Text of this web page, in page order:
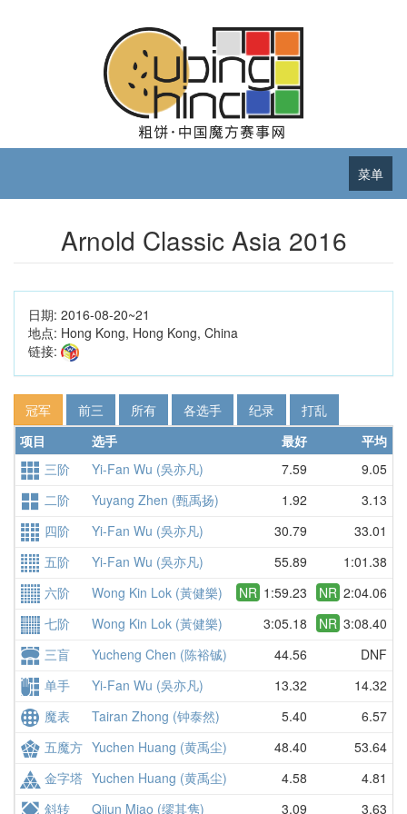
菜单
Arnold Classic Asia 2016
日期: 2016-08-20~21
地点: Hong Kong, Hong Kong, China
链接:
冠军 前三 所有 各选手 纪录
打乱
项目
选手 最好 平均
三阶
Yi-Fan Wu (吳亦凡) 7.59 9.05
二阶
Yuyang Zhen (甄禹扬) 1.92 3.13
四阶
Yi-Fan Wu (吳亦凡) 30.79 33.01
五阶
Yi-Fan Wu (吳亦凡) 55.89 1:01.38
六阶
Wong Kin Lok (黃健樂) NR 1:59.23 NR 2:04.06
七阶
Wong Kin Lok (黃健樂) 3:05.18 NR 3:08.40
三盲
Yucheng Chen (陈裕铖) 44.56 DNF
单手
Yi-Fan Wu (吳亦凡) 13.32 14.32
魔表
Tairan Zhong (钟泰然) 5.40 6.57
五魔方 Yuchen Huang (黄禹尘) 48.40 53.64
金字塔 Yuchen Huang (黄禹尘) 4.58 4.81
斜转
Qijun Miao (缪其隽) 3.09 3.63